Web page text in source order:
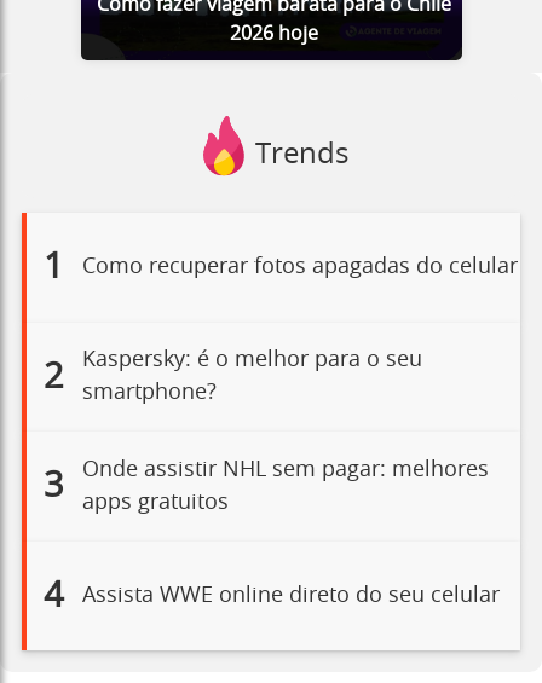
Como fazer viagem barata para o Chile
2026 hoje
Trends
1 Como recuperar fotos apagadas do celular
2
Kaspersky: é o melhor para o seu
smartphone?
3
Onde assistir NHL sem pagar: melhores
apps gratuitos
4 Assista WWE online direto do seu celular